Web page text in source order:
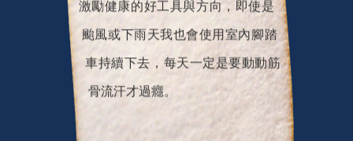
激勵健康的好工具與方向，即使是
颱風或下雨天我也會使用室內腳踏
車持續下去，每天一定是要動動筋
骨流汗才過癮。